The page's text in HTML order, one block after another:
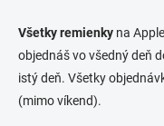
Všetky remienky na
objednáš vo všedný deň
istý deň. Všetky
(mimo víkend).